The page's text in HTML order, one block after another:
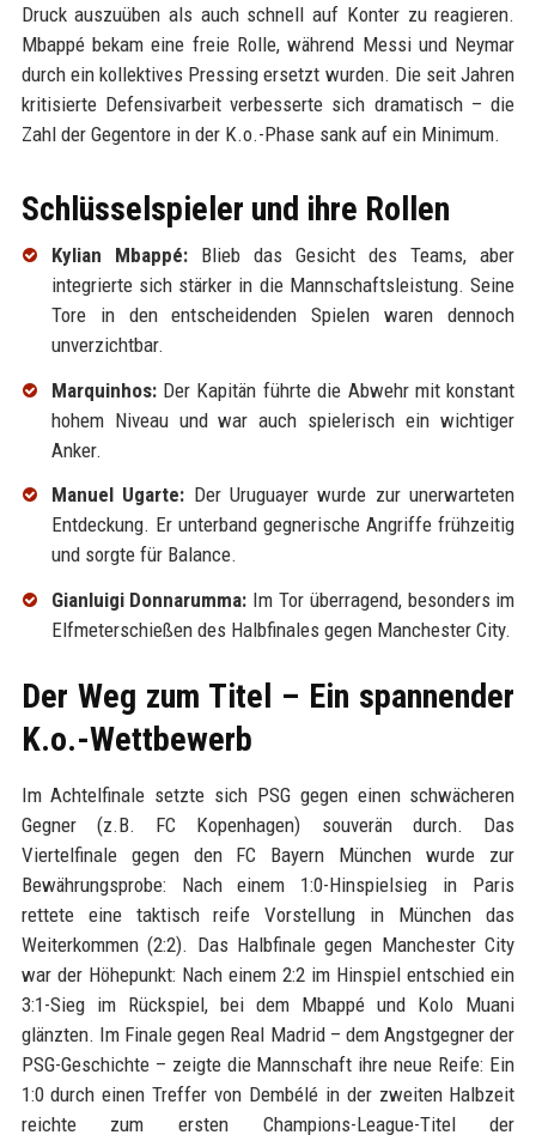
Druck auszuüben als auch schnell auf Konter zu reagieren.
Mbappé bekam eine freie Rolle, während Messi und Neymar
durch ein kollektives Pressing ersetzt wurden. Die seit Jahren
kritisierte Defensivarbeit verbesserte sich dramatisch – die
Zahl der Gegentore in der K.o.-Phase sank auf ein Minimum.
Schlüsselspieler und ihre Rollen
Kylian Mbappé:Blieb das Gesicht des Teams, aber
integrierte sich stärker in die Mannschaftsleistung. Seine
Tore in den entscheidenden Spielen waren dennoch
unverzichtbar.
Marquinhos:Der Kapitän führte die Abwehr mit konstant
hohem Niveau und war auch spielerisch ein wichtiger
Anker.
Manuel Ugarte: Der Uruguayer wurde zur unerwarteten
Entdeckung. Er unterband gegnerische Angriffe frühzeitig
und sorgte für Balance.
Gianluigi Donnarumma: Im Tor überragend, besonders im
Elfmeterschießen des Halbfinales gegen Manchester City.
Der Weg zum Titel – Ein spannender
K.o.-Wettbewerb
Im Achtelfinale setzte sich PSG gegen einen schwächeren
Gegner (z.B. FC Kopenhagen) souverän durch. Das
Viertelfinale gegen den FC Bayern München wurde zur
Bewährungsprobe: Nach einem 1:0-Hinspielsieg in Paris
rettete eine taktisch reife Vorstellung in München das
Weiterkommen (2:2). Das Halbfinale gegen Manchester City
war der Höhepunkt: Nach einem 2:2 im Hinspiel entschied ein
3:1-Sieg im Rückspiel, bei dem Mbappé und Kolo Muani
glänzten. Im Finale gegen Real Madrid – dem Angstgegner der
PSG-Geschichte – zeigte die Mannschaft ihre neue Reife: Ein
1:0 durch einen Treffer von Dembélé in der zweiten Halbzeit
reichte zum ersten Champions-League-Titel der